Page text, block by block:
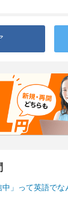
」って英語でな